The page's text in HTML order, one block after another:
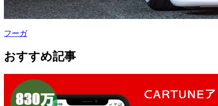
フーガ
おすすめ記事